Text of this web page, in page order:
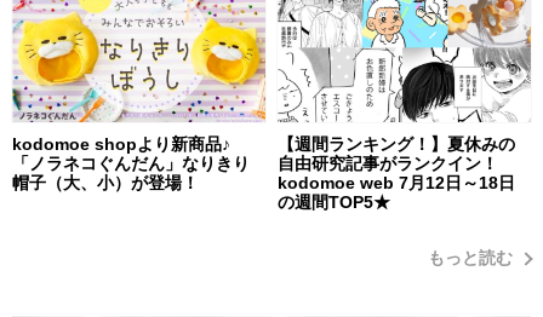
kodomoe shopより新商品♪
「ノラネコぐんだん」なりきり
帽子（大、小）が登場！
【週間ランキング！】夏休みの
自由研究記事がランクイン！
kodomoe web 7月12日～18日
の週間TOP5★
もっと読む